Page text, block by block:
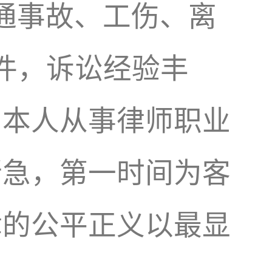
事故、工伤、离
，诉讼经验丰
人从事律师职业
，第一时间为客
公平正义以最显